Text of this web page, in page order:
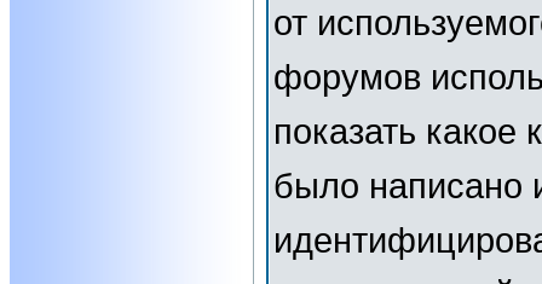
от
форумов
показать какое
было написано